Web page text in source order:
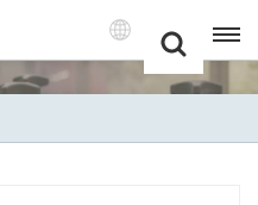
English